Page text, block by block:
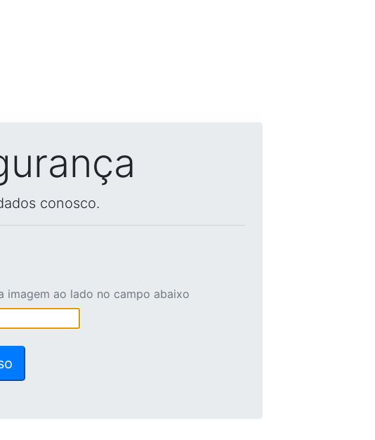
conosco.
imagem ao lado no campo abaixo